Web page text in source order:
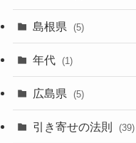
島根県 (5)
年代 (1)
広島県 (5)
引き寄せの法則 (39)